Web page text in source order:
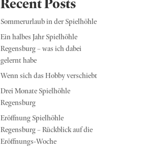
Sommerurlaub in der Spielhöhle
Ein halbes Jahr Spielhöhle
Regensburg – was ich dabei
gelernt habe
Wenn sich das Hobby verschiebt
Drei Monate Spielhöhle
Regensburg
Eröffnung Spielhöhle
Regensburg – Rückblick auf die
Eröffnungs-Woche